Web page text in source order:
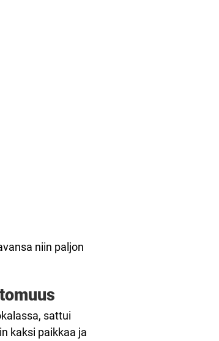
niin paljon
sattui
kaksi paikkaa ja